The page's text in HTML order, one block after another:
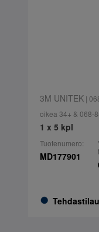
3M UNITEK|
oikea 34+ & 068-
1 x 5 kpl
Tuotenumero:
MD177901